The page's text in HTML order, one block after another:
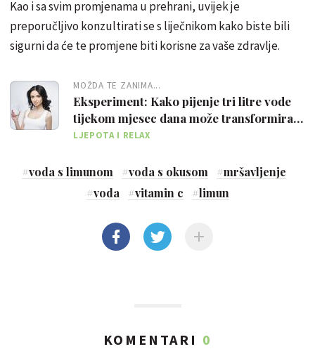
Kao i sa svim promjenama u prehrani, uvijek je
preporučljivo konzultirati se s liječnikom kako biste bili
sigurni da će te promjene biti korisne za vaše zdravlje.
MOŽDA TE ZANIMA...
Eksperiment: Kako pijenje tri litre vode
tijekom mjesec dana može transformirati
lice
LJEPOTA I RELAX
#voda s limunom #voda s okusom #mršavljenje
#voda #vitamin c #limun
KOMENTARI 0